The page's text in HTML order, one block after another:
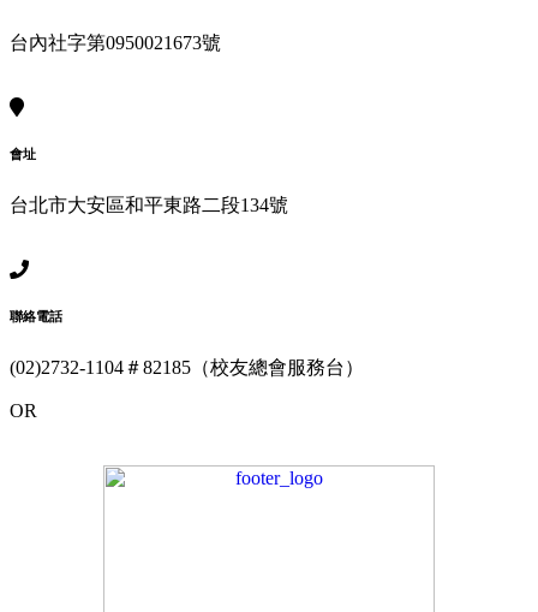
台內社字第0950021673號
會址
台北市大安區和平東路二段134號
聯絡電話
(02)2732-1104＃82185（校友總會服務台）
OR